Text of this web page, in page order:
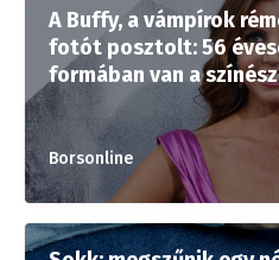
A Buffy, a vámpírok
fotót posztolt: 56
formában van a
Borsonline